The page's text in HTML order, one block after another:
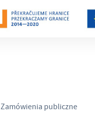
Zamówienia publiczne